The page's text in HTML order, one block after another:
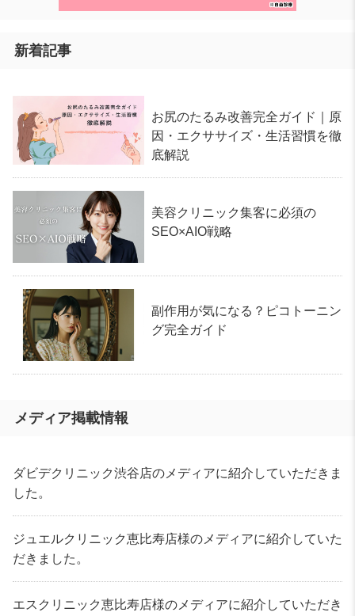
新着記事
お尻のたるみ改善完全ガイド｜原
因・エクササイズ・生活習慣を徹
底解説
美容クリニック集客に必須の
SEO×AIO戦略
副作用が気になる？ピコトーニン
グ完全ガイド
メディア掲載情報
ダビデクリニック渋谷店のメディアに紹介していただきま
した。
ジュエルクリニック恵比寿店様のメディアに紹介していた
だきました。
エスクリニック恵比寿店様のメディアに紹介していただき